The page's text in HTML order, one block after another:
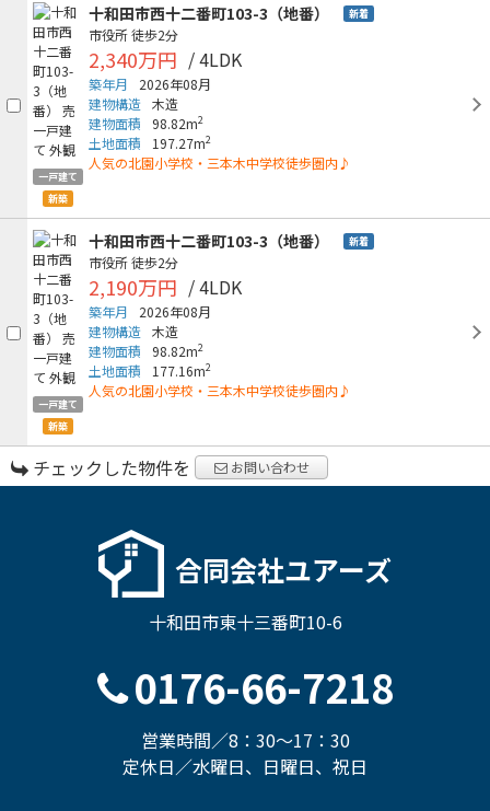
一戸建て
新築
十和田市西十二番町103-3（地番） 新着
市役所徒歩2分
2,340万円 / 4LDK
築年月
2026年08月
建物構造 木造
建物面積
98.82m2
土地面積 197.27m2
人気の北園小学校・三本木中学校徒歩圏内♪
一戸建て
新築
十和田市西十二番町103-3（地番） 新着
市役所徒歩2分
2,190万円 / 4LDK
築年月
2026年08月
建物構造 木造
建物面積
98.82m2
土地面積 177.16m2
人気の北園小学校・三本木中学校徒歩圏内♪
チェックした物件を お問い合わせ
合同会社ユアーズ
十和田市東十三番町10-6
0176-66-7218
営業時間／8：30～17：30
定休日／水曜日、日曜日、祝日